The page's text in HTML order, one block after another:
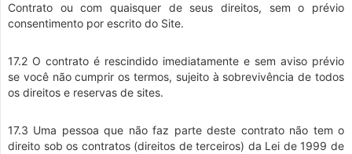
Contrato ou com quaisquer de seus direitos, sem o prévio
consentimento por escrito do Site.
17.2 O contrato é rescindido imediatamente e sem aviso prévio
se você não cumprir os termos, sujeito à sobrevivência de todos
os direitos e reservas de sites.
17.3 Uma pessoa que não faz parte deste contrato não tem o
direito sob os contratos (direitos de terceiros) da Lei de 1999 de